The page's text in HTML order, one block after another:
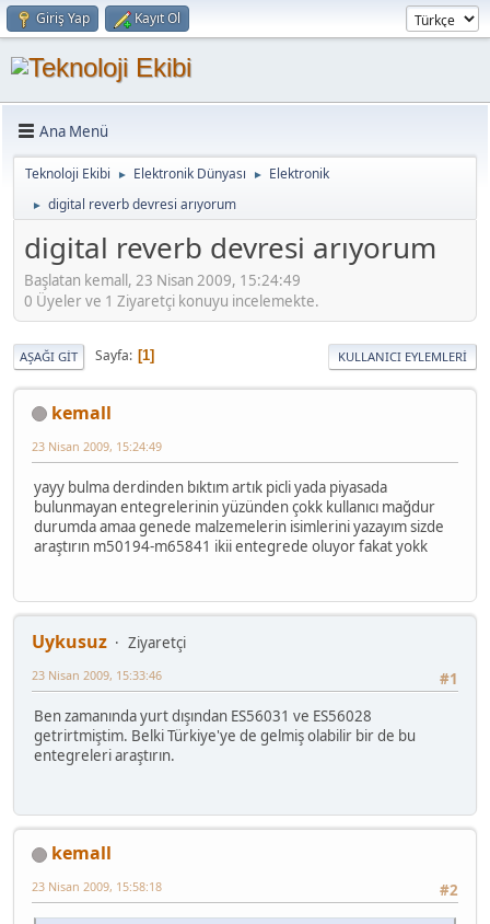
Giriş Yap Kayıt Ol
Ana Menü
Teknoloji Ekibi ► Elektronik Dünyası ► Elektronik
► digital reverb devresi arıyorum
digital reverb devresi arıyorum
Başlatan kemall, 23 Nisan 2009, 15:24:49
0 Üyeler ve 1 Ziyaretçi konuyu incelemekte.
AŞAĞI GIT Sayfa 1 KULLANICI EYLEMLERI
kemall
23 Nisan 2009, 15:24:49
yayy bulma derdinden bıktım artık picli yada piyasada
bulunmayan entegrelerinin yüzünden çokk kullanıcı mağdur
durumda amaa genede malzemelerin isimlerini yazayım sizde
araştırın m50194-m65841 ikii entegrede oluyor fakat yokk
Uykusuz
Ziyaretçi
#1
23 Nisan 2009, 15:33:46
Ben zamanında yurt dışından ES56031 ve ES56028
getrirtmiştim. Belki Türkiye'ye de gelmiş olabilir bir de bu
entegreleri araştırın.
kemall
#2
23 Nisan 2009, 15:58:18